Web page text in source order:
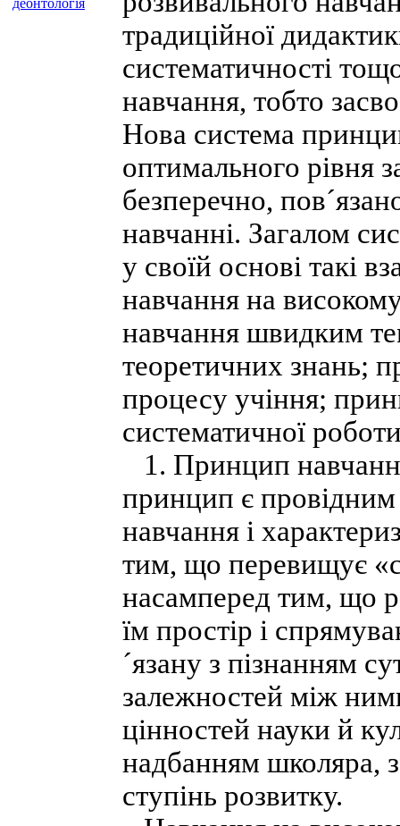
деонтологія
традиційної
систематичності
навчання, тобто
Нова система
оптимального рівня
безперечно,
навчанні. Загалом
у своїй основі такі
навчання на
навчання швидким
теоретичних знань;
процесу учіння;
систематичної
1. Принцип
принцип є провідним
навчання і
тим, що перевищує
насамперед тим, що
їм простір і
´язану з пізнанням
залежностей між
цінностей науки й
надбанням школяра,
ступінь розвитку.